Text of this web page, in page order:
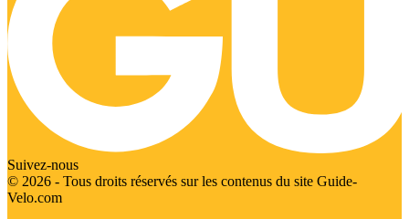
Suivez-nous
© 2026 - Tous droits réservés sur les contenus du site Guide-
Velo.com